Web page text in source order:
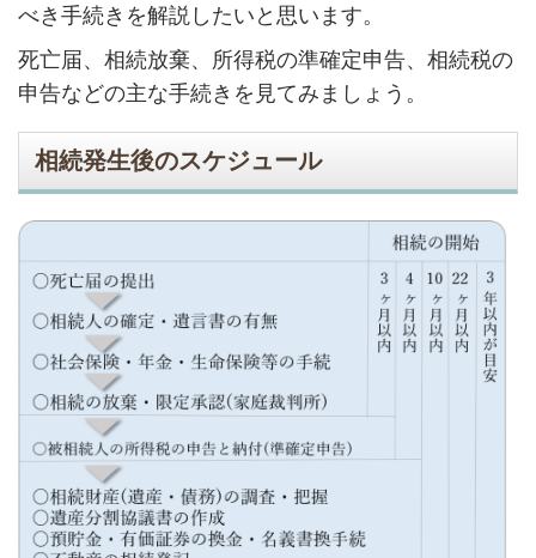
べき手続きを解説したいと思います。
死亡届、相続放棄、所得税の準確定申告、相続税の
申告などの主な手続きを見てみましょう。
相続発生後のスケジュール